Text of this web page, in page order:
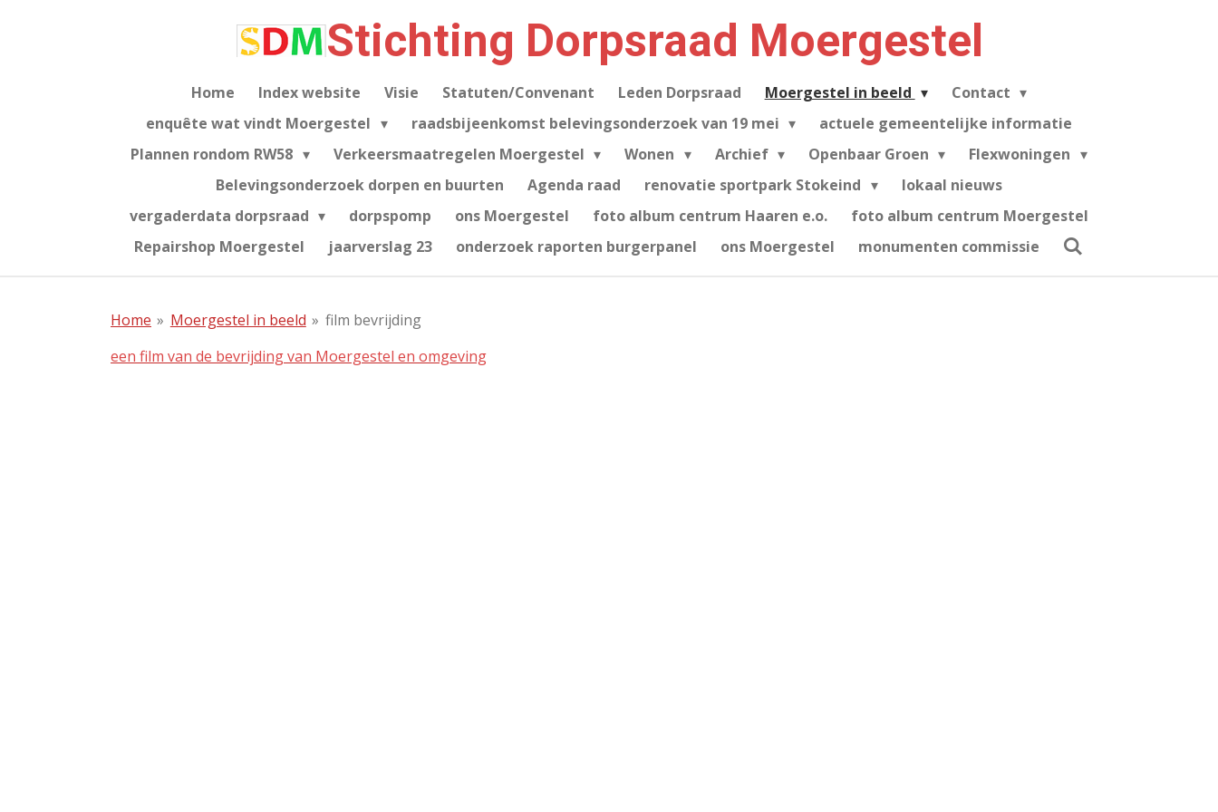
Stichting Dorpsraad Moergestel
Home Index website Visie Statuten/Convenant Leden Dorpsraad Moergestel in beeld
Contact
enquête wat vindt Moergestel
raadsbijeenkomst belevingsonderzoek van 19 mei
actuele gemeentelijke informatie
Plannen rondom RW58
Verkeersmaatregelen Moergestel Wonen Archief Openbaar Groen
Flexwoningen
Belevingsonderzoek dorpen en buurten
Agenda raad renovatie sportpark Stokeind
lokaal nieuws
vergaderdata dorpsraad
dorpspomp ons Moergestel foto album centrum Haaren e.o.
foto album centrum Moergestel
Repairshop Moergestel
jaarverslag 23 onderzoek raporten burgerpanel ons Moergestel monumenten commissie
Home » Moergestel in beeld » film bevrijding
een film van de bevrijding van Moergestel en omgeving